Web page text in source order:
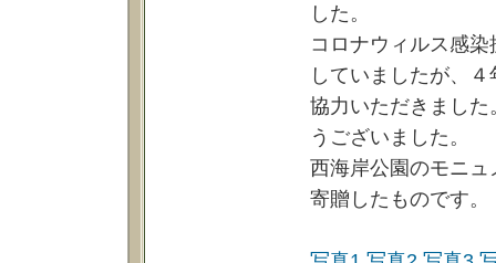
した。
コロナウィルス感
していましたが、
協力いただきまし
うございました。
西海岸公園のモニ
寄贈したものです。